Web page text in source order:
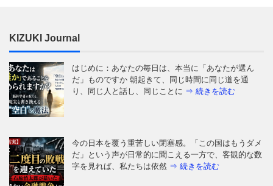
KIZUKI Journal
はじめに：あなたの毎日は、本当に「あなたが選ん
だ」ものですか 朝起きて、同じ時間に同じ道を通
り、同じ人と話し、同じことに ⇒ 続きを読む
今の日本を覆う重苦しい閉塞感。「この国はもうダメ
だ」という声が日常的に聞こえる一方で、客観的な数
字を見れば、私たちは依然 ⇒ 続きを読む